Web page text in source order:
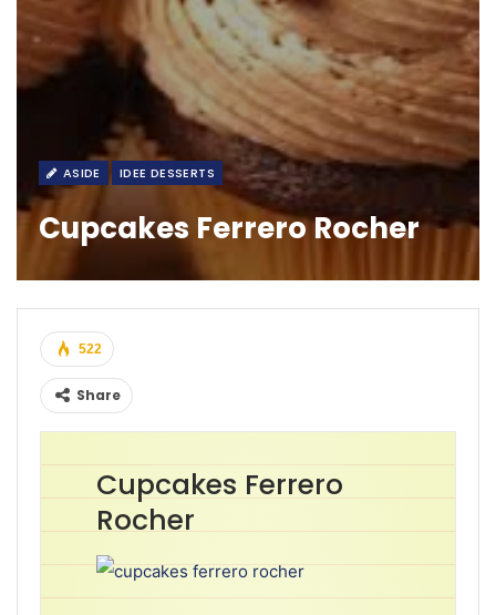
ASIDE IDEE DESSERTS
Cupcakes Ferrero Rocher
522
Share
Cupcakes Ferrero
Rocher